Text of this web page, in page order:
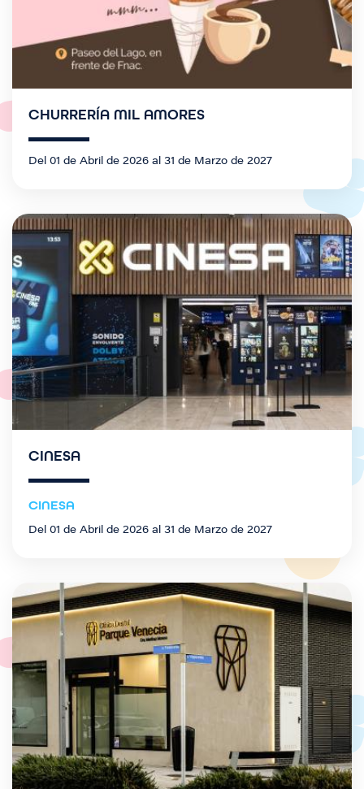
CHURRERÍA MIL AMORES
Del 01 de Abril de 2026 al 31 de Marzo de 2027
CINESA
CINESA
Del 01 de Abril de 2026 al 31 de Marzo de 2027